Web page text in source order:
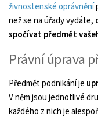
živnostenské oprávnění
než se na úřady vydáte,
spočívat předmět
Právní úprava
Předmět podnikání je
V něm jsou jednotlivé
každého z nich je